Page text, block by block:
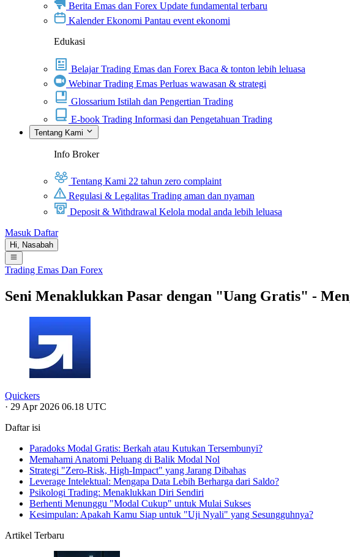
Berita Emas dan Forex Update fundamental terbaru
Kalender Ekonomi Pantau event ekonomi
Edukasi
Belajar Trading Emas dan Forex Baca & tonton lebih leluasa
Webinar Trading Emas Perluas wawasan & strategi
Glossarium Istilah dan Pengertian Trading
E-book Trading Informasi dan Pengetahuan Trading
Tentang Kami
Info Broker
Tentang Kami 22 tahun zero complaint
Regulasi & Legalitas Trading aman dan nyaman
Deposit & Withdrawal Kelola modal anda lebih leluasa
Masuk Daftar
Hi, Nasabah
Trading Emas Dan Forex
Seni Menaklukkan Pasar dengan "Uang Gratis" -
Quickers
· 29 Apr 2026 06.18 UTC
Daftar isi
Paradoks Modal Gratis: Berkah atau Kutukan Tersembunyi?
Memahami Anatomi Peluang di Balik Modal Nol
Strategi "Zero-Risk, High-Impact" yang Jarang Dibahas
Leverage Intelektual: Mengapa Data Lebih Berharga dari Saldo?
Psikologi Trading: Menaklukkan Diri Sendiri
Berhenti Menunggu "Modal Cukup" untuk Mulai Sukses
Kesimpulan: Apakah Kamu Siap untuk "Uji Nyali" yang Sesungguhnya?
Artikel Terbaru